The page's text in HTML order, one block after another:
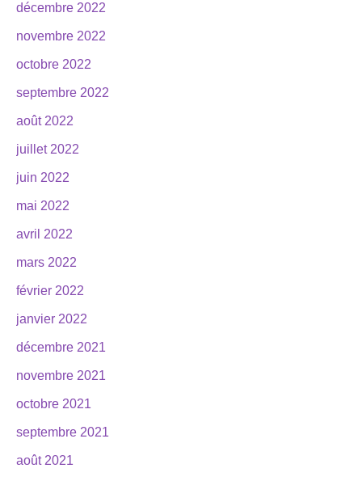
décembre 2022
novembre 2022
octobre 2022
septembre 2022
août 2022
juillet 2022
juin 2022
mai 2022
avril 2022
mars 2022
février 2022
janvier 2022
décembre 2021
novembre 2021
octobre 2021
septembre 2021
août 2021